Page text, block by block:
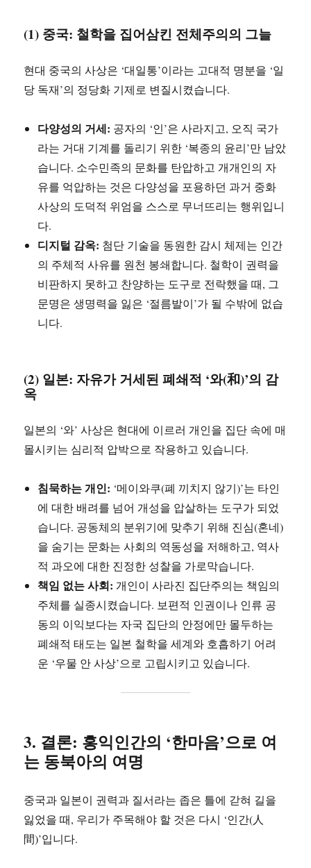
(1) 중국: 철학을 집어삼킨 전체주의의 그늘
현대 중국의 사상은 ‘대일통’이라는 고대적 명분을 ‘일
당 독재’의 정당화 기제로 변질시켰습니다.
다양성의 거세: 공자의 ‘인’은 사라지고, 오직 국가
라는 거대 기계를 돌리기 위한 ‘복종의 윤리’만 남았
습니다. 소수민족의 문화를 탄압하고 개개인의 자
유를 억압하는 것은 다양성을 포용하던 과거 중화
사상의 도덕적 위엄을 스스로 무너뜨리는 행위입니
다.
디지털 감옥: 첨단 기술을 동원한 감시 체제는 인간
의 주체적 사유를 원천 봉쇄합니다. 철학이 권력을
비판하지 못하고 찬양하는 도구로 전락했을 때, 그
문명은 생명력을 잃은 ‘절름발이’가 될 수밖에 없습
니다.
(2) 일본: 자유가 거세된 폐쇄적 ‘와(和)’의 감
옥
일본의 ‘와’ 사상은 현대에 이르러 개인을 집단 속에 매
몰시키는 심리적 압박으로 작용하고 있습니다.
침묵하는 개인: ‘메이와쿠(폐 끼치지 않기)’는 타인
에 대한 배려를 넘어 개성을 압살하는 도구가 되었
습니다. 공동체의 분위기에 맞추기 위해 진심(혼네)
을 숨기는 문화는 사회의 역동성을 저해하고, 역사
적 과오에 대한 진정한 성찰을 가로막습니다.
책임 없는 사회: 개인이 사라진 집단주의는 책임의
주체를 실종시켰습니다. 보편적 인권이나 인류 공
동의 이익보다는 자국 집단의 안정에만 몰두하는
폐쇄적 태도는 일본 철학을 세계와 호흡하기 어려
운 ‘우물 안 사상’으로 고립시키고 있습니다.
3. 결론: 홍익인간의 ‘한마음’으로 여
는 동북아의 여명
중국과 일본이 권력과 질서라는 좁은 틀에 갇혀 길을
잃었을 때, 우리가 주목해야 할 것은 다시 ‘인간(人
間)’입니다.